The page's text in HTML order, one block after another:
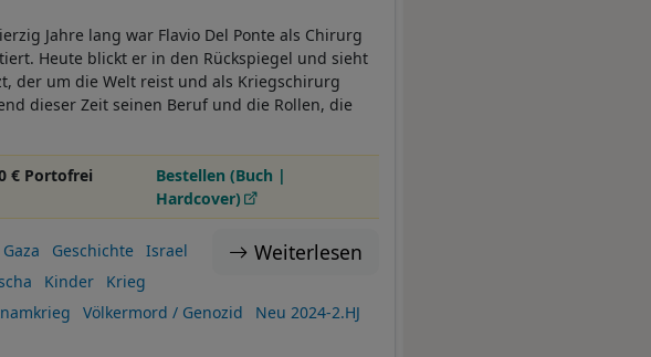
Jahre lang war Flavio Del Ponte als Chirurg
Heute blickt er in den Rückspiegel und sieht
der um die Welt reist und als Kriegschirurg
dieser Zeit seinen Beruf und die Rollen, die
€ Portofrei
Bestellen (Buch |
Hardcover)
Weiterlesen
Gaza Geschichte
Israel
Kinder
Krieg
Völkermord / Genozid
Neu 2024-2.HJ